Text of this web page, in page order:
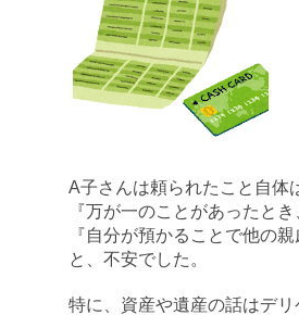
A子さんは頼られたこと自体
『万が一のことがあったと
『自分が預かることで他の
と、不安でした。
特に、資産や遺産の話はデ